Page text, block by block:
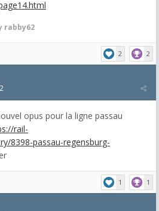
rabby62
2 2
opus pour la ligne passau
rail-
8398-passau-regensburg-
1 1